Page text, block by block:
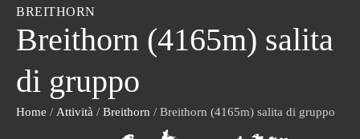
BREITHORN
Breithorn (4165m) salita
di gruppo
Home / Attività / Breithorn / Breithorn (4165m) salita di gruppo